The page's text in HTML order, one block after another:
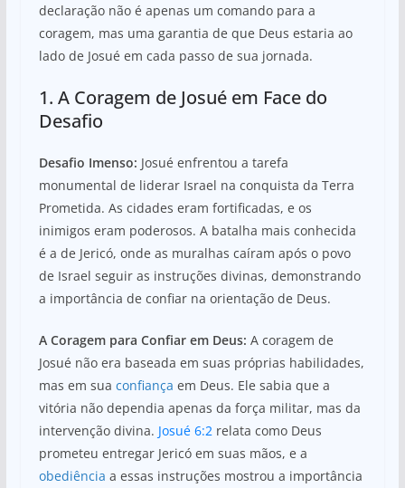
declaração não é apenas um comando para a
coragem, mas uma garantia de que Deus estaria ao
lado de Josué em cada passo de sua jornada.
1. A Coragem de Josué em Face do
Desafio
Desafio Imenso: Josué enfrentou a tarefa
monumental de liderar Israel na conquista da Terra
Prometida. As cidades eram fortificadas, e os
inimigos eram poderosos. A batalha mais conhecida
é a de Jericó, onde as muralhas caíram após o povo
de Israel seguir as instruções divinas, demonstrando
a importância de confiar na orientação de Deus.
A Coragem para Confiar em Deus: A coragem de
Josué não era baseada em suas próprias habilidades,
mas em sua confiança em Deus. Ele sabia que a
vitória não dependia apenas da força militar, mas da
intervenção divina. Josué 6:2 relata como Deus
prometeu entregar Jericó em suas mãos, e a
obediência a essas instruções mostrou a importância